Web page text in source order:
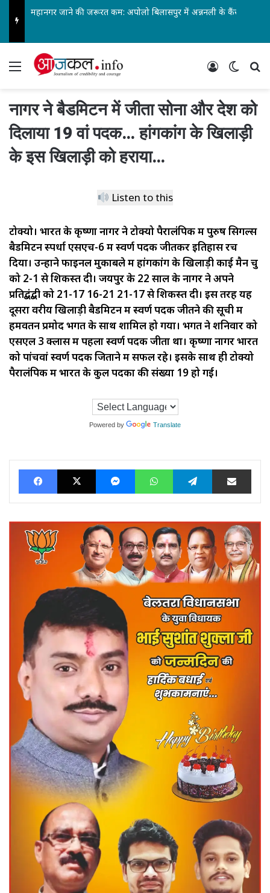
Menu Log In
नागर ने बैडमिटन में जीता सोना और देश को
दिलाया 19 वां पदक… हांगकांग के खिलाड़ी
के इस खिलाड़ी को हराया…
Listen to this
टोक्यो। भारत के कृष्णा नागर ने टोक्यो पैरालंपिक में पुरुष सिगल्स
बैडमिटन स्पर्धा एसएच-6 में स्वर्ण पदक जीतकर इतिहास रच
दिया। उन्होंने फाइनल मुकाबले में हांगकांग के खिलाड़ी काई मैन चु
को 2-1 से शिकस्त दी। जयपुर के 22 साल के नागर ने अपने
प्रतिद्बंद्बी को 21-17 16-21 21-17 से शिकस्त दी। इस तरह यह
दूसरा वरीय खिलाड़ी बैडमिटन में स्वर्ण पदक जीतने की सूची में
हमवतन प्रमोद भगत के साथ शामिल हो गया। भगत ने शनिवार को
एसएल 3 क्लास में पहला स्वर्ण पदक जीता था। कृष्णा नागर भारत
को पांचवां स्वर्ण पदक जिताने में सफल रहे। इसके साथ ही टोक्यो
पैरालंपिक में भारत के कुल पदकों की संख्या 19 हो गई।
Powered by Translate
FacebookX MessengerWhatsAppTelegram Share via